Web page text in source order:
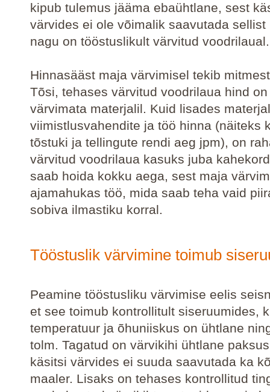
kipub tulemus jääma ebaühtlane, sest
värvides ei ole võimalik saavutada sellist
nagu on tööstuslikult värvitud voodrilaual.
Hinnasääst maja värvimisel tekib
Tõsi, tehases värvitud voodrilaua hind
värvimata materjalil. Kuid lisades
viimistlusvahendite ja töö hinna (näiteks
tõstuki ja tellingute rendi aeg jpm), on
värvitud voodrilaua kasuks juba
saab hoida kokku aega, sest maja
ajamahukas töö, mida saab teha vaid
sobiva ilmastiku korral.
Tööstuslik värvimine toimub
Peamine tööstusliku värvimise eelis
et see toimub kontrollitult siseruumides,
temperatuur ja õhuniiskus on ühtlane
tolm. Tagatud on värvikihi ühtlane
käsitsi värvides ei suuda saavutada ka
maaler. Lisaks on tehases kontrollitud